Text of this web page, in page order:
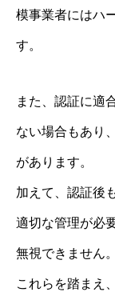
模事業者にはハ
す。
また、認証に適
ない場合もあり
があります。
加えて、認証後
適切な管理が必
無視できません。
これらを踏まえ